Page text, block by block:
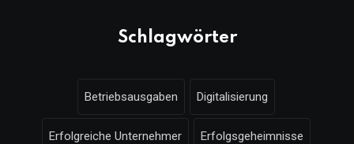
Schlagwörter
Betriebsausgaben Digitalisierung
Erfolgreiche Unternehmer Erfolgsgeheimnisse